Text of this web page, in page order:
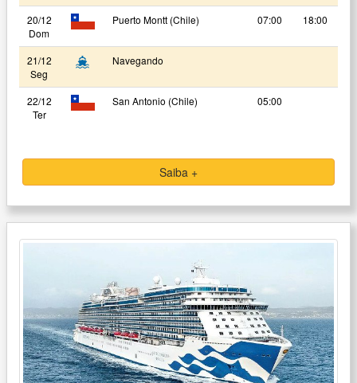
20/12
Dom
Puerto Montt (Chile) 07:00 18:00
21/12
Seg
Navegando
22/12
Ter
San Antonio (Chile) 05:00
Saiba +